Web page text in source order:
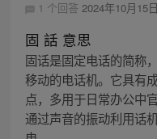
1 个回答 2024年10月15
固 話 意思
固话是固定电话的简称
移动的电话机。它具有
点，多用于日常办公中
通过声音的振动利用话